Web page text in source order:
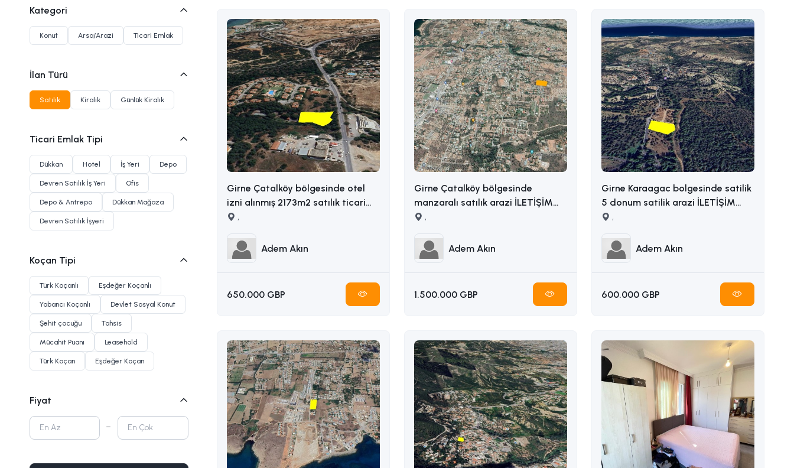
Kategori
Konut Arsa/Arazi Ticari Emlak
İlan Türü
Satılık Kiralık Günlük Kiralık
Ticari Emlak Tipi
Dükkan Hotel İş Yeri Depo
Devren Satılık İş Yeri Ofis
Depo & Antrepo Dükkan Mağaza
Devren Satılık İşyeri
Koçan Tipi
Türk Koçanlı Eşdeğer Koçanlı
Yabancı Koçanlı Devlet Sosyal Konut
Şehit çocuğu Tahsis
Mücahit Puanı Leasehold
Türk Koçan Eşdeğer Koçan
Fiyat
Girne Çatalköy bölgesinde otel
izni alınmış 2173m2 satılık ticari
arsa İLETİŞİM ADEM AKIN
,
Adem Akın
650.000 GBP
Girne Çatalköy bölgesinde
manzaralı satılık arazi İLETİŞİM
ADEM AKIN : 05338314949
,
Adem Akın
1.500.000 GBP
Girne Karaagac bolgesinde satilik
5 donum satilik arazi İLETİŞİM
ADEM AKIN : 05338314949
,
Adem Akın
600.000 GBP